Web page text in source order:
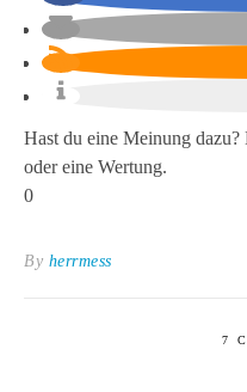
Hast du eine Meinung
oder eine Wertung.
0
By herrmess
7